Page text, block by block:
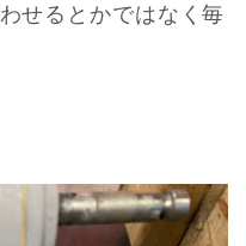
せるとかではなく毎